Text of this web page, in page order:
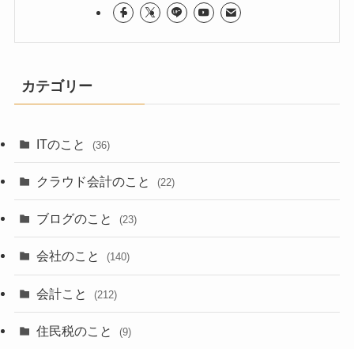
カテゴリー
ITのこと (36)
クラウド会計のこと (22)
ブログのこと (23)
会社のこと (140)
会計こと (212)
住民税のこと (9)